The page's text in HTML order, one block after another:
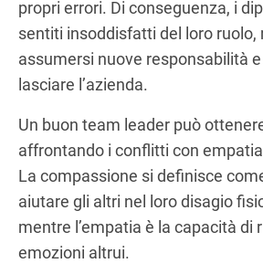
propri errori. Di conseguenza, i
sentiti insoddisfatti del loro ruolo,
assumersi nuove responsabilità
lasciare l’azienda.
Un buon team leader può
affrontando i conflitti con
La compassione si definisce
aiutare gli altri nel loro disagio
mentre l’empatia è la capacità di
emozioni altrui.